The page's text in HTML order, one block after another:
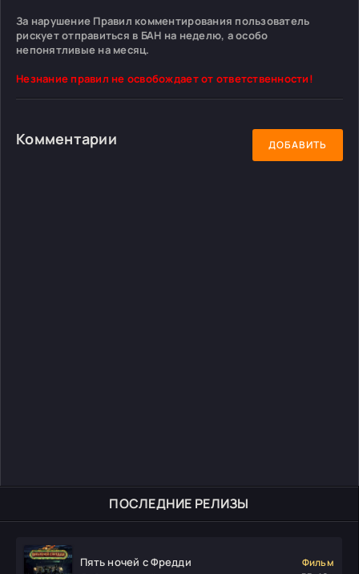
ПОСЛЕДНИЕ РЕЛИЗЫ
Пять ночей с Фредди
Фильм
За нарушение Правил комментирования пользователь
рискует отправиться в БАН на неделю, а особо
непонятливые на месяц.
Незнание правил не освобождает от ответственности!
Комментарии ДОБАВИТЬ